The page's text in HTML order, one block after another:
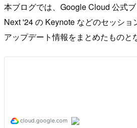
本ブログでは、Google Cloud 公式
Next '24 の Keynote などのセッショ
アップデート情報をまとめたものと